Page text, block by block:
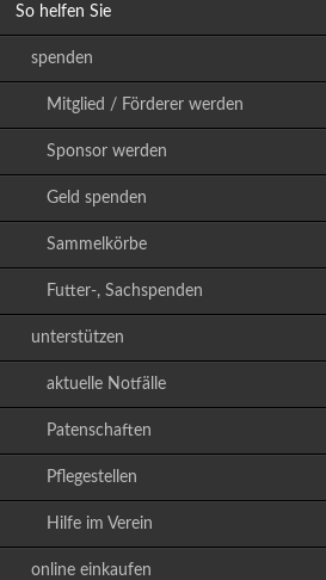
So helfen Sie
spenden
Mitglied / Förderer werden
Sponsor werden
Geld spenden
Sammelkörbe
Futter-, Sachspenden
unterstützen
aktuelle Notfälle
Patenschaften
Pflegestellen
Hilfe im Verein
online einkaufen